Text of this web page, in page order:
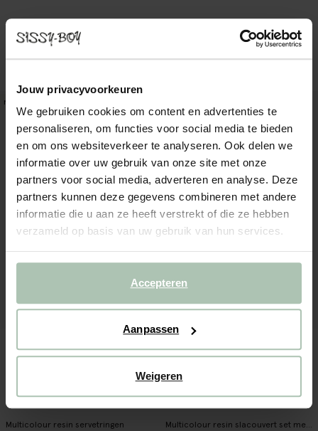
Jouw privacyvoorkeuren
We gebruiken cookies om content en advertenties te
personaliseren, om functies voor social media te bieden
en om ons websiteverkeer te analyseren. Ook delen we
informatie over uw gebruik van onze site met onze
partners voor social media, adverteren en analyse. Deze
partners kunnen deze gegevens combineren met andere
informatie die u aan ze heeft verstrekt of die ze hebben
verzameld op basis van uw gebruik van hun services.
Accepteren
Aanpassen
Weigeren
Multicolour resin servetringen
new